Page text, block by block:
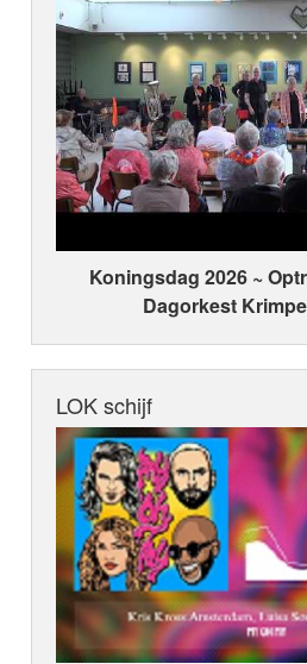
Koningsdag 2026 ~
Dagorkest
LOK schijf